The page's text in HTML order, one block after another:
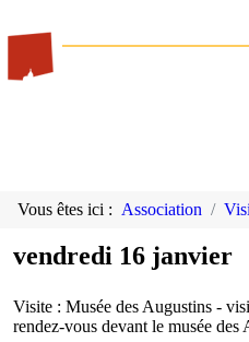
Vous êtes ici : Association
vendredi 16 janvier
Visite : Musée des Augustins -
rendez-vous devant le musée des